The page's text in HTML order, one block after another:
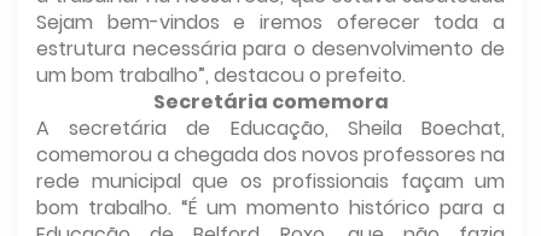
Sejam bem-vindos e iremos oferecer toda a
estrutura necessária para o desenvolvimento de
um bom trabalho”, destacou o prefeito.
Secretária comemora
A secretária de Educação, Sheila Boechat,
comemorou a chegada dos novos professores na
rede municipal que os profissionais façam um
bom trabalho. “É um momento histórico para a